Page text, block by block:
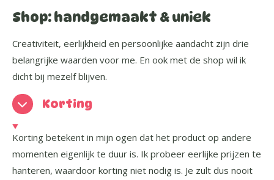
Shop: handgemaakt & uniek
Creativiteit, eerlijkheid en persoonlijke aandacht zijn drie
belangrijke waarden voor me. En ook met de shop wil ik
dicht bij mezelf blijven.
Korting
Korting betekent in mijn ogen dat het product op andere
momenten eigenlijk te duur is. Ik probeer eerlijke prijzen te
hanteren, waardoor korting niet nodig is. Je zult dus nooit